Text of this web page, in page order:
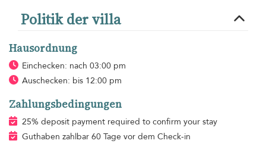
Politik der villa
Hausordnung
Einchecken: nach 03:00 pm
Auschecken: bis 12:00 pm
Zahlungsbedingungen
25% deposit payment required to confirm your stay
Guthaben zahlbar 60 Tage vor dem Check-in